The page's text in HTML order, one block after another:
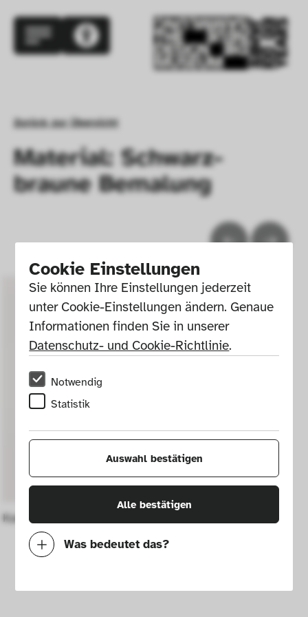
Cookie Einstellungen
Sie können Ihre Einstellungen jederzeit
unter Cookie-Einstellungen ändern. Genaue
Informationen finden Sie in unserer
Datenschutz- und Cookie-Richtlinie.
Notwendig
Statistik
Auswahl bestätigen
Alle bestätigen
Was bedeutet das?
Mit diesen Cookies können wir durch
Zurück zur Übersicht
Material: Schwarz-
braune Bemalung
Kanne Nr. 1657